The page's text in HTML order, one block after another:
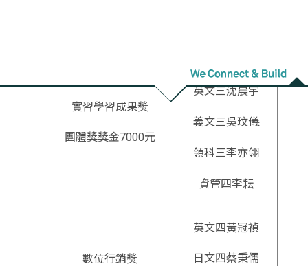
實習學習成果獎
團體獎獎金7000元
英文三沈晨宇
義文三吳玟儀
領科三李亦翎
資管四李耘
數位行銷獎
英文四黃冠禎
日文四蔡秉儒